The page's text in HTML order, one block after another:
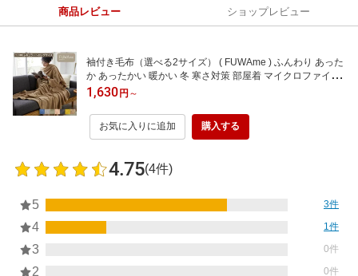
商品レビュー ショップレビュー
袖付き毛布（選べる2サイズ） ( FUWAme ) ふんわり あった
か あったかい 暖かい 冬 寒さ対策 部屋着 マイクロファイバ
ー 着る毛布 毛布 袖 袖付き毛布 ロング レギュラー ひざ掛け
ブランケット 静電気軽減 洗濯可 フワミー
1,630円 ～
お気に入りに追加 購入する
4.75(4件)
5 3件
4 1件
3 0件
2 0件